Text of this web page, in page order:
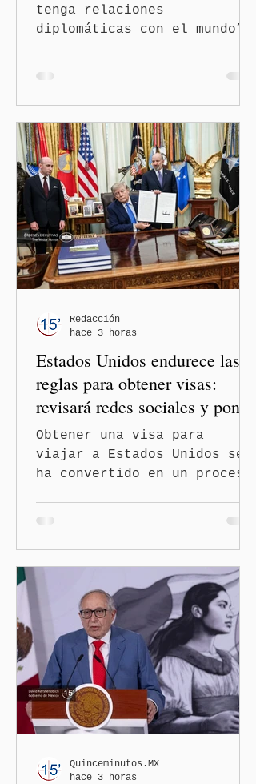
tenga relaciones
diplomáticas con el mundo”,
Sheinbaum Pardo anunció el
restablecimiento de las
relaciones diplomáticas
entre los gobiernos de
México y Perú. “Es
importante que más allá de
la orientación política de
los gobiernos —porque hay
orientaciones políticas de
los gobiernos, llegan por
— es importante que México
tenga relaciones
diplomáticas con el mu
Estados Unidos endurece las
reglas para obtener visas:
revisará redes sociales y pone
freno al Turismo de
Nacimiento
Obtener una visa para
viajar a Estados Unidos se
ha convertido en un proceso
Estado amplió la revisión
de la presencia digital de
los solicitantes, mientras
Washington busca cerrar el
paso al llamado “turismo de
nacimiento” y reforzar los
controles migratorios.
Redacción
hace 3 horas
Quinceminutos.MX
hace 3 horas